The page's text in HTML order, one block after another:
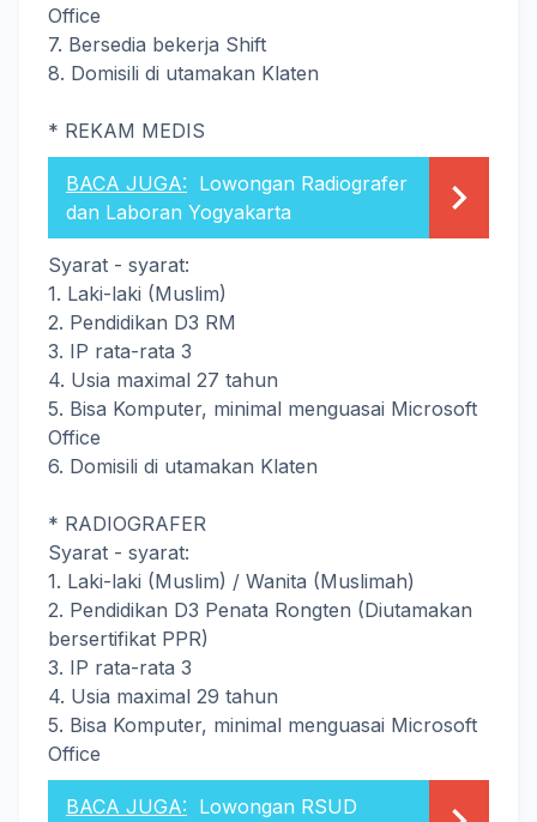
Office
7. Bersedia bekerja Shift
8. Domisili di utamakan Klaten
* REKAM MEDIS
BACA JUGA: Lowongan Radiografer
dan Laboran Yogyakarta
Syarat - syarat:
1. Laki-laki (Muslim)
2. Pendidikan D3 RM
3. IP rata-rata 3
4. Usia maximal 27 tahun
5. Bisa Komputer, minimal menguasai Microsoft
Office
6. Domisili di utamakan Klaten
* RADIOGRAFER
Syarat - syarat:
1. Laki-laki (Muslim) / Wanita (Muslimah)
2. Pendidikan D3 Penata Rongten (Diutamakan
bersertifikat PPR)
3. IP rata-rata 3
4. Usia maximal 29 tahun
5. Bisa Komputer, minimal menguasai Microsoft
Office
BACA JUGA: Lowongan RSUD